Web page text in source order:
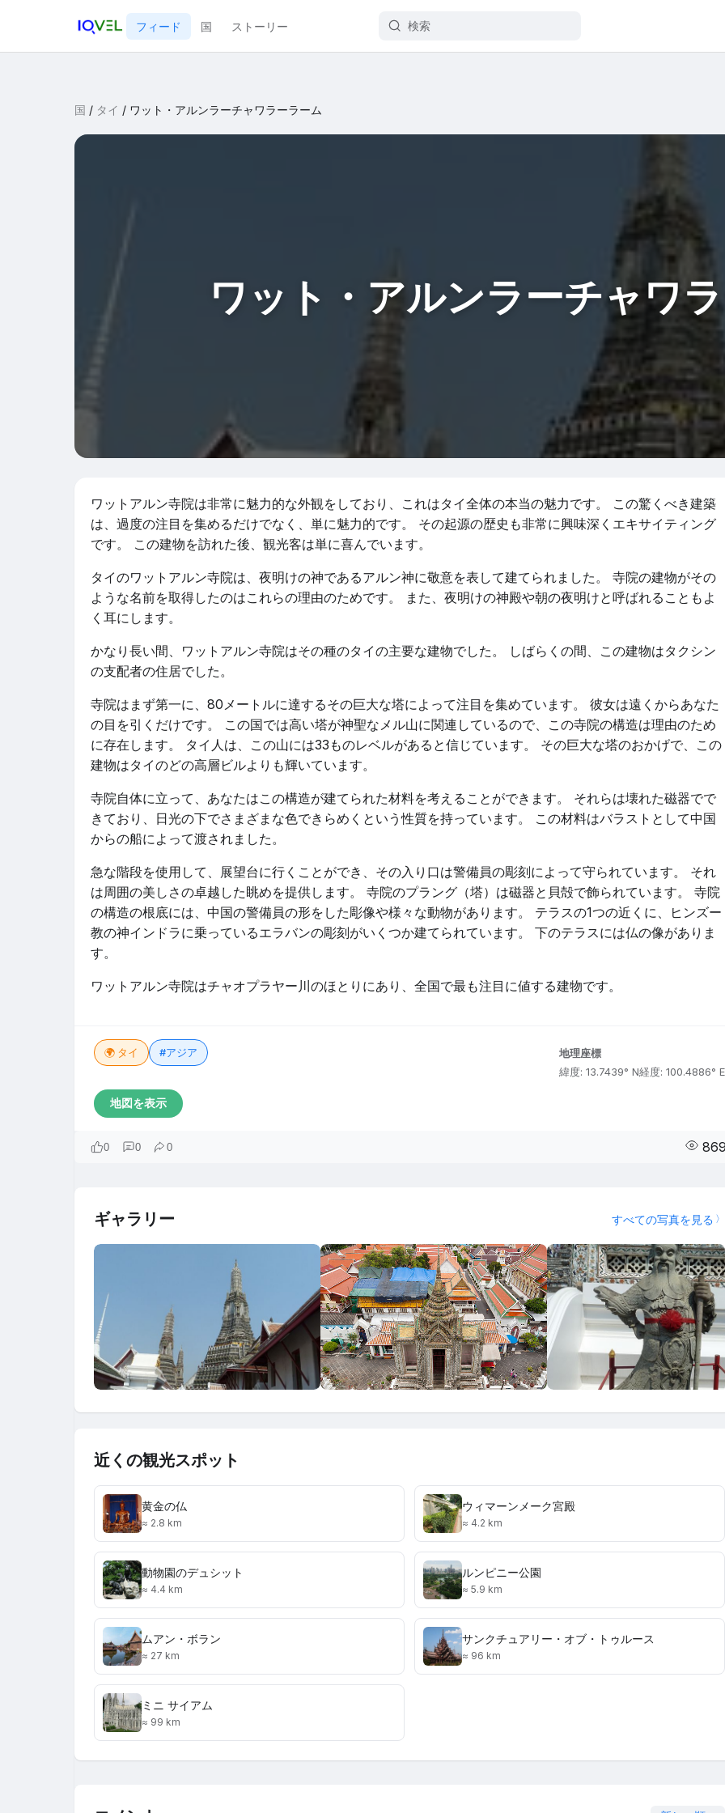
フィード 国 ストーリー
国 / タイ / ワット・アルンラーチャワラーラーム
ワット・アルンラーチャワ
ワットアルン寺院は非常に魅力的な外観をしており、これはタイ全体の本当の魅力です。 この驚くべき建築
は、過度の注目を集めるだけでなく、単に魅力的です。 その起源の歴史も非常に興味深くエキサイティング
です。 この建物を訪れた後、観光客は単に喜んでいます。
タイのワットアルン寺院は、夜明けの神であるアルン神に敬意を表して建てられました。 寺院の建物がその
ような名前を取得したのはこれらの理由のためです。 また、夜明けの神殿や朝の夜明けと呼ばれることもよ
く耳にします。
かなり長い間、ワットアルン寺院はその種のタイの主要な建物でした。 しばらくの間、この建物はタクシン
の支配者の住居でした。
寺院はまず第一に、80メートルに達するその巨大な塔によって注目を集めています。 彼女は遠くからあなた
の目を引くだけです。 この国では高い塔が神聖なメル山に関連しているので、この寺院の構造は理由のため
に存在します。 タイ人は、この山には33ものレベルがあると信じています。 その巨大な塔のおかげで、この
建物はタイのどの高層ビルよりも輝いています。
寺院自体に立って、あなたはこの構造が建てられた材料を考えることができます。 それらは壊れた磁器でで
きており、日光の下でさまざまな色できらめくという性質を持っています。 この材料はバラストとして中国
からの船によって渡されました。
急な階段を使用して、展望台に行くことができ、その入り口は警備員の彫刻によって守られています。 それ
は周囲の美しさの卓越した眺めを提供します。 寺院のプラング（塔）は磁器と貝殻で飾られています。 寺院
の構造の根底には、中国の警備員の形をした彫像や様々な動物があります。 テラスの1つの近くに、ヒンズー
教の神インドラに乗っているエラバンの彫刻がいくつか建てられています。 下のテラスには仏の像がありま
す。
ワットアルン寺院はチャオプラヤー川のほとりにあり、全国で最も注目に値する建物です。
🌍 タイ #アジア
地理座標
緯度: 13.7439° N経度: 100.4886° E
地図を表示
0 0 0
ギャラリー すべての写真を見る
近くの観光スポット
黄金の仏
≈ 2.8 km
ウィマーンメーク宮殿
≈ 4.2 km
動物園のデュシット
≈ 4.4 km
ルンピニー公園
≈ 5.9 km
ムアン・ボラン
≈ 27 km
サンクチュアリー・オブ・トゥルース
≈ 96 km
ミニ サイアム
≈ 99 km